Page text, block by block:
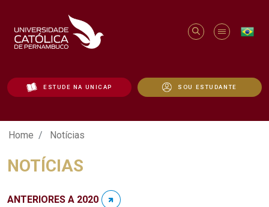
ESTUDE NA UNICAP SOU ESTUDANTE
Notícias - Unicap
Home Notícias
NOTÍCIAS
ANTERIORES A 2020